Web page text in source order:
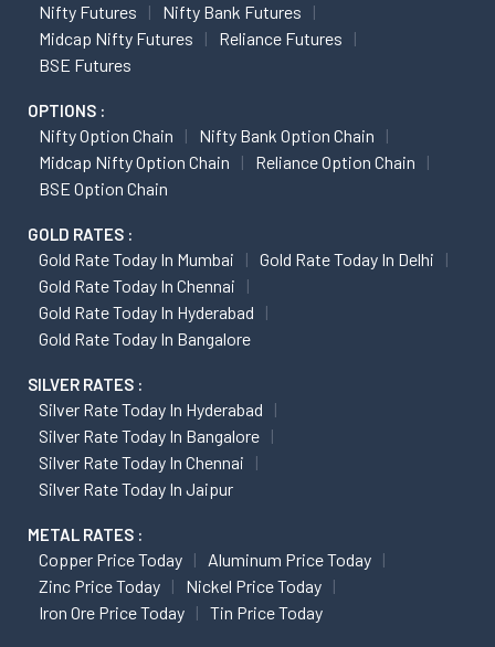
Nifty Futures
Nifty Bank Futures
Midcap Nifty Futures
Reliance Futures
BSE Futures
OPTIONS :
Nifty Option Chain
Nifty Bank Option Chain
Midcap Nifty Option Chain
Reliance Option Chain
BSE Option Chain
GOLD RATES :
Gold Rate Today In Mumbai
Gold Rate Today In Delhi
Gold Rate Today In Chennai
Gold Rate Today In Hyderabad
Gold Rate Today In Bangalore
SILVER RATES :
Silver Rate Today In Hyderabad
Silver Rate Today In Bangalore
Silver Rate Today In Chennai
Silver Rate Today In Jaipur
METAL RATES :
Copper Price Today
Aluminum Price Today
Zinc Price Today
Nickel Price Today
Iron Ore Price Today
Tin Price Today